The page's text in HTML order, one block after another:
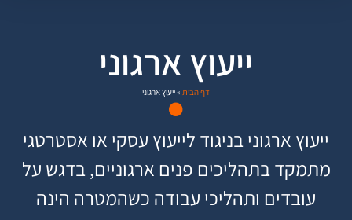
ייעוץ ארגוני
דף הבית »ייעוץ ארגוני
ייעוץ ארגוני בניגוד לייעוץ עסקי או אסטרטגי
מתמקד בתהליכים פנים ארגוניים, בדגש על
עובדים ותהליכי עבודה כשהמטרה הינה